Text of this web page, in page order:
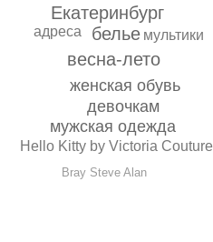
Екатеринбург
белье
весна-лето
женская обувь
девочкам
мужская одежда
мультики
Hello Kitty by Victoria Couture
адреса
Bray Steve Alan